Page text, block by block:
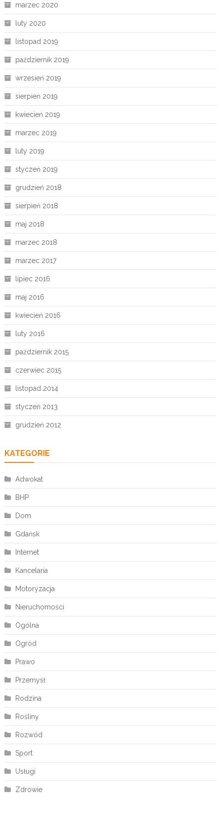
marzec 2020
luty 2020
listopad 2019
październik 2019
wrzesień 2019
sierpień 2019
kwiecień 2019
marzec 2019
luty 2019
styczeń 2019
grudzień 2018
sierpień 2018
maj 2018
marzec 2018
marzec 2017
lipiec 2016
maj 2016
kwiecień 2016
luty 2016
październik 2015
czerwiec 2015
listopad 2014
styczeń 2013
grudzień 2012
KATEGORIE
Adwokat
BHP
Dom
Gdańsk
Internet
Kancelaria
Motoryzacja
Nieruchomości
Ogólna
Ogród
Prawo
Przemysł
Rodzina
Rośliny
Rozwód
Sport
Usługi
Zdrowie